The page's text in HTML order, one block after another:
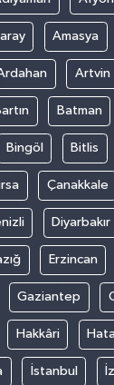
Amasya
Artvin
Batman
Bingöl Bitlis
Çanakkale
Diyarbakır
Erzincan
Gaziantep
Hakkâri
İstanbul